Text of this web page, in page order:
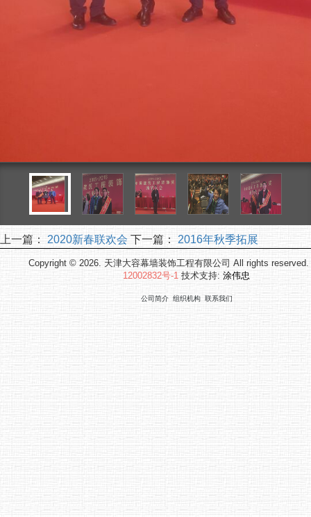
上一篇： 2020新春联欢会 下一篇： 2016年秋季拓展
Copyright © 2026. 天津大容幕墙装饰工程有限公司 All rights reserved.
12002832号-1 技术支持: 涂伟忠
公司简介 组织机构 联系我们